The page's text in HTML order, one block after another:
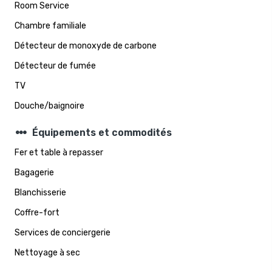
Room Service
Chambre familiale
Détecteur de monoxyde de carbone
Détecteur de fumée
TV
Douche/baignoire
steppers Équipements et commodités
Fer et table à repasser
Bagagerie
Blanchisserie
Coffre-fort
Services de conciergerie
Nettoyage à sec